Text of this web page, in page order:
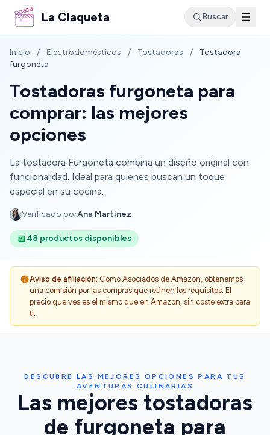
La Claqueta Buscar
Inicio / Electrodomésticos / Tostadoras /
Tostadora
furgoneta
Tostadoras furgoneta para
comprar: las mejores
opciones
La tostadora Furgoneta combina un diseño original con
funcionalidad. Ideal para quienes buscan un toque
especial en su cocina.
Verificado porAna Martínez
48 productos disponibles
Aviso de afiliación: Como Asociados de Amazon, obtenemos
una comisión por las compras que reúnen los requisitos. El
precio que ves es el mismo que en Amazon, sin coste extra para
ti.
DESCUBRE LAS MEJORES OPCIONES PARA TUS
AVENTURAS CULINARIAS
Las mejores tostadoras
de furgoneta para